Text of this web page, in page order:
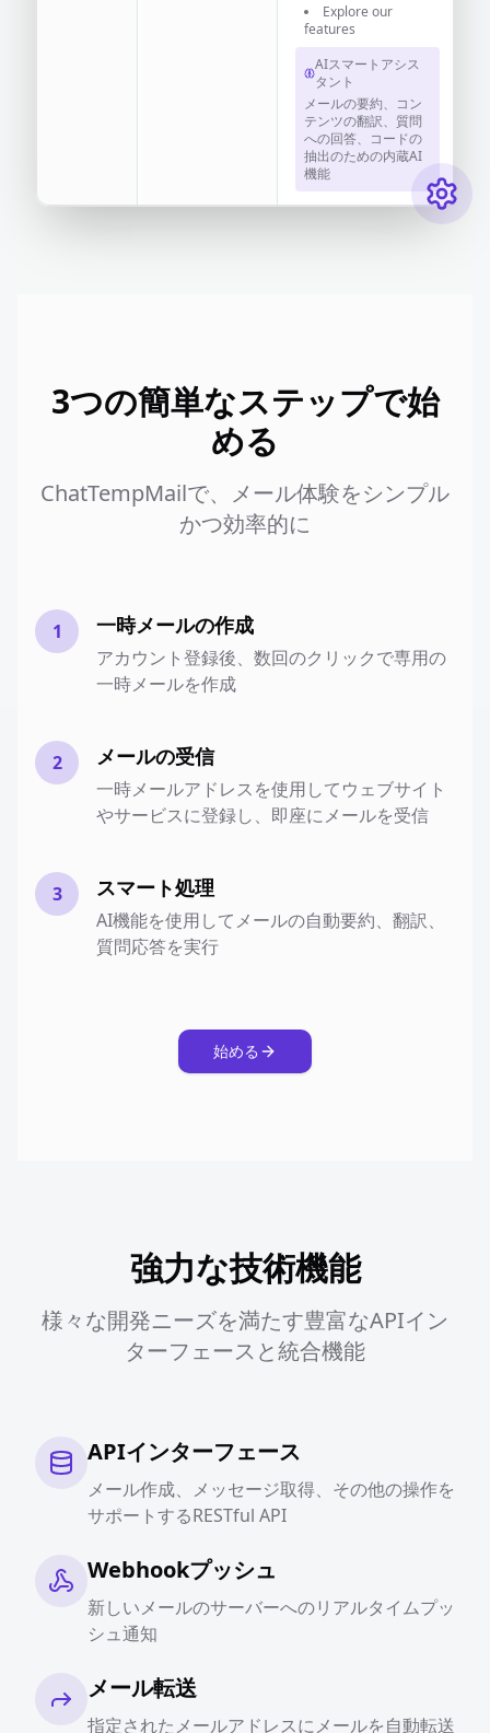
Explore our
features
AIスマートアシス
タント
メールの要約、コン
テンツの翻訳、質問
への回答、コードの
抽出のための内蔵AI
機能
3つの簡単なステップで始
める
ChatTempMailで、メール体験をシンプル
かつ効率的に
1 一時メールの作成
アカウント登録後、数回のクリックで専用の
一時メールを作成
2 メールの受信
一時メールアドレスを使用してウェブサイト
やサービスに登録し、即座にメールを受信
3 スマート処理
AI機能を使用してメールの自動要約、翻訳、
質問応答を実行
始める
強力な技術機能
様々な開発ニーズを満たす豊富なAPIイン
ターフェースと統合機能
APIインターフェース
メール作成、メッセージ取得、その他の操作を
サポートするRESTful API
Webhookプッシュ
新しいメールのサーバーへのリアルタイムプッ
シュ通知
メール転送
指定されたメールアドレスにメールを自動転送